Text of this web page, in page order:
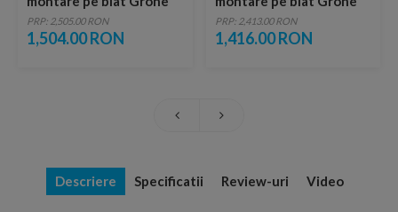
K700 61x46 cm granit gri
PRP: 2,505.00 RON
1,504.00 RON
K700 61x46 cm negru
granit
PRP: 2,413.00 RON
1,416.00 RON
Descriere Specificatii Review-uri Video